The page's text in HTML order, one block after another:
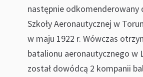
następnie odkomenderowany
Szkoły Aeronautycznej w
w maju 1922 r. Wówczas
batalionu aeronautycznego w
został dowódcą 2 kompanii